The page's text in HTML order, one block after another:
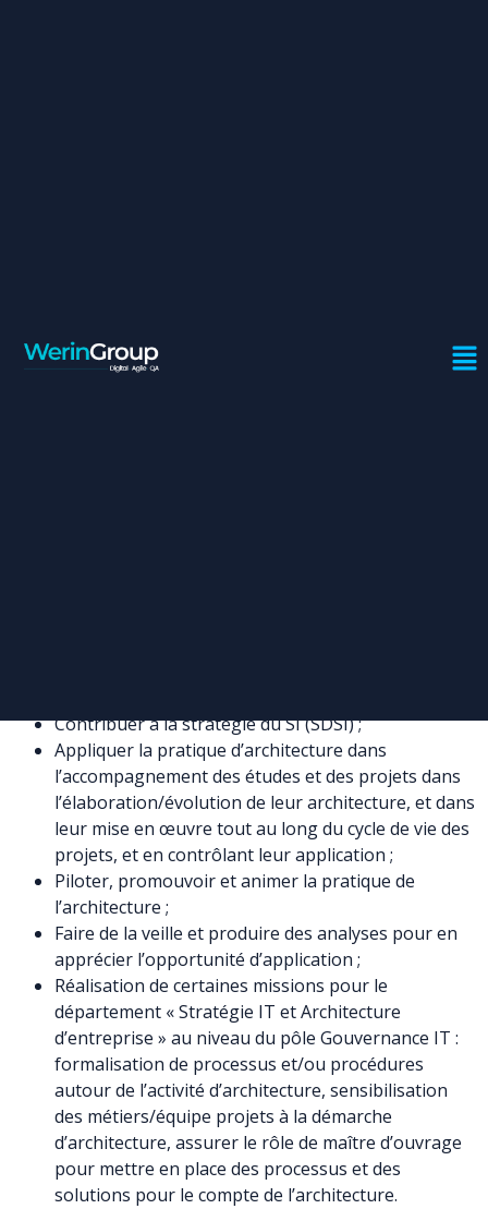
Projet de renforcement du département « Stratégie IT et
Architecture d’entreprise » par des architectes afin de
Contribuer à la stratégie du SI (SDSI) ;
Appliquer la pratique d’architecture dans
l’accompagnement des études et des projets dans
l’élaboration/évolution de leur architecture, et dans
leur mise en œuvre tout au long du cycle de vie des
projets, et en contrôlant leur application ;
Piloter, promouvoir et animer la pratique de
l’architecture ;
Faire de la veille et produire des analyses pour en
apprécier l’opportunité d’application ;
Réalisation de certaines missions pour le
département « Stratégie IT et Architecture
d’entreprise » au niveau du pôle Gouvernance IT :
formalisation de processus et/ou procédures
autour de l’activité d’architecture, sensibilisation
des métiers/équipe projets à la démarche
d’architecture, assurer le rôle de maître d’ouvrage
pour mettre en place des processus et des
solutions pour le compte de l’architecture.